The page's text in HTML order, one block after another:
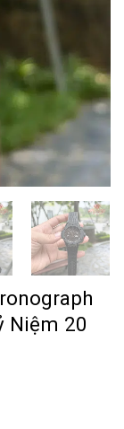
Niệm 20